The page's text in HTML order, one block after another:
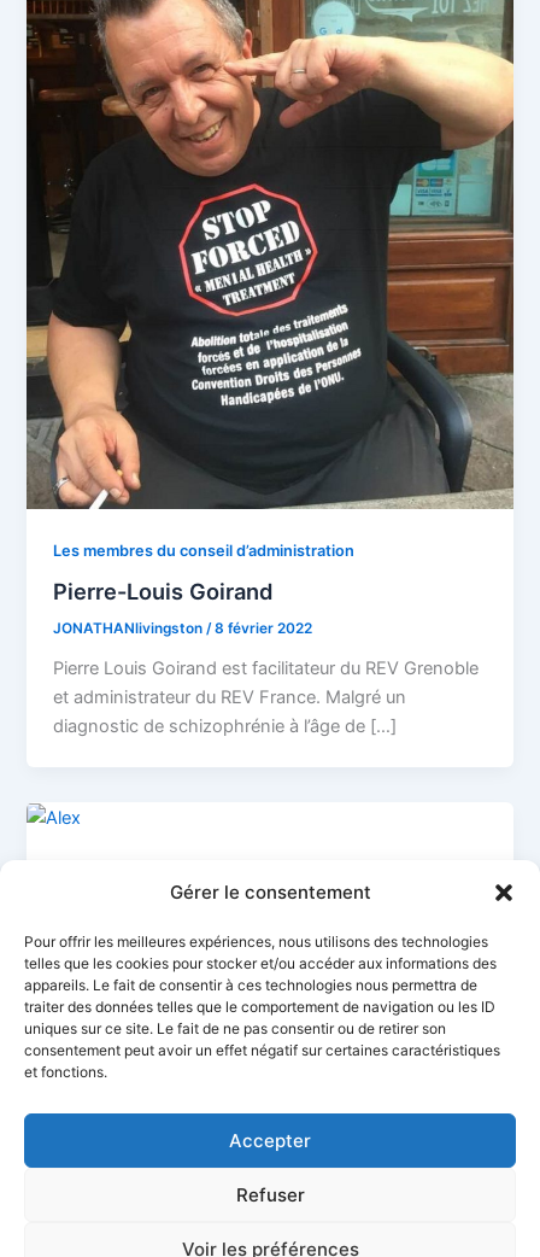
Gérer le consentement
Pour offrir les meilleures expériences, nous utilisons des technologies
telles que les cookies pour stocker et/ou accéder aux informations des
appareils. Le fait de consentir à ces technologies nous permettra de
traiter des données telles que le comportement de navigation ou les ID
uniques sur ce site. Le fait de ne pas consentir ou de retirer son
consentement peut avoir un effet négatif sur certaines caractéristiques
et fonctions.
Accepter
Refuser
Voir les préférences
Les membres du conseil d’administration
Pierre-Louis Goirand
JONATHANlivingston/8 février 2022
Pierre Louis Goirand est facilitateur du REV Grenoble
et administrateur du REV France. Malgré un
diagnostic de schizophrénie à l’âge de […]
JONATHANlivingston/8 février 2022
Alex Kervan rencontre Vincent Demassiet en 2014
dans le Nord de la France, les groupes d’entendeurs
de voix et le REV.
Mentions légales